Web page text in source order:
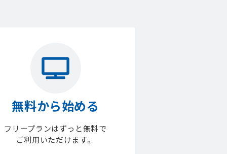
無料から始める
フリープランはずっと無料で
ご利用いただけます。